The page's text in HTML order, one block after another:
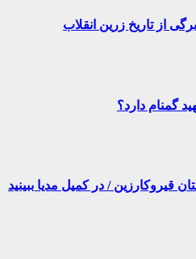
از تاریخ زرین انقلاب
گمنام دارد؟